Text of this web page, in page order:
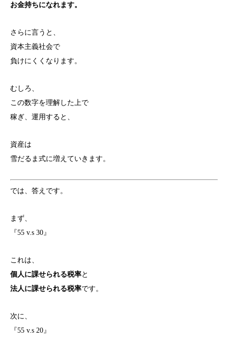
お金持ちになれます。
さらに言うと、
資本主義社会で
負けにくくなります。
むしろ、
この数字を理解した上で
稼ぎ、運用すると、
資産は
雪だるま式に増えていきます。
では、答えです。
まず、
『55 v.s 30』
これは、
個人に課せられる税率と
法人に課せられる税率です。
次に、
『55 v.s 20』